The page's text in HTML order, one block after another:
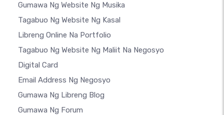
Gumawa Ng Website Ng Musika
Tagabuo Ng Website Ng Kasal
Libreng Online Na Portfolio
Tagabuo Ng Website Ng Maliit Na Negosyo
Digital Card
Email Address Ng Negosyo
Gumawa Ng Libreng Blog
Gumawa Ng Forum